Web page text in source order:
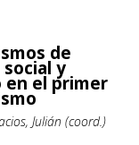
de
y
en el primer
Julián (coord.)